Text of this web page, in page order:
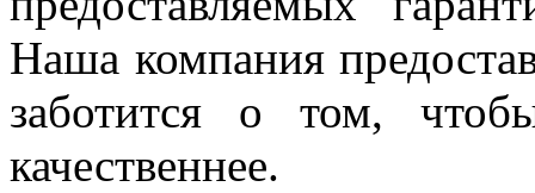
Наша компания
заботится о том,
качественнее.